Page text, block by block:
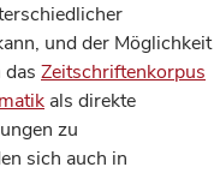
und der Möglichkeit
Zeitschriftenkorpus
als direkte
zu
sich auch in